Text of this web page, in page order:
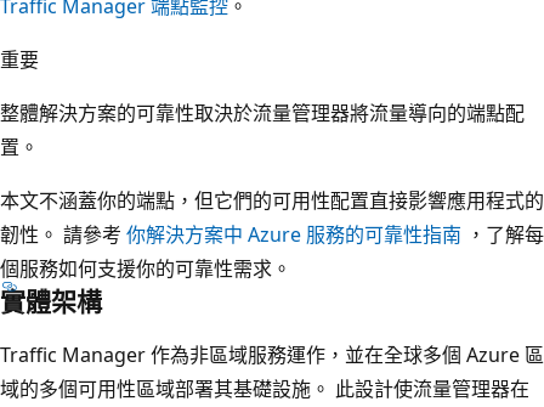
Traffic Manager 端點監控 。
重要
整體解決方案的可靠性取決於流量管理器將流量導向的端點配
置。
本文不涵蓋你的端點，但它們的可用性配置直接影響應用程式的
韌性。 請參考 你解決方案中 Azure 服務的可靠性指南 ，了解每
個服務如何支援你的可靠性需求。
實體架構
Traffic Manager 作為非區域服務運作，並在全球多個 Azure 區
域的多個可用性區域部署其基礎設施。 此設計使流量管理器在